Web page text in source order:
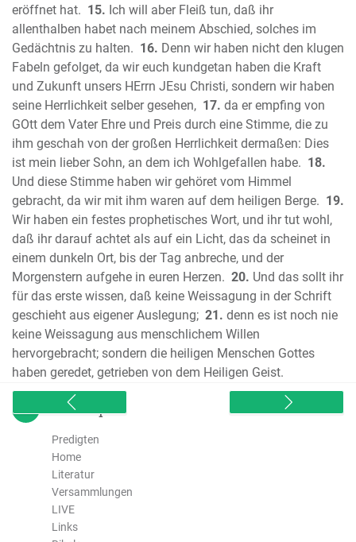
Das Evangelium nach Matthäus
Das Evangelium nach Markus
Das Evangelium nach Lukas
Das Evangelium nach Johannes
Die Apostelgeschichte des Lukas
Der Brief des Paulus an die Römer
Der erste Brief des Paulus an die
Korinther
Der zweite Brief des Paulus an die
Korinther
Der Brief des Paulus an die Galater
Der Brief des Paulus an die Epheser
Der Brief des Paulus an die Philipper
Der Brief des Paulus an die Kolosser
Der erste Brief des Paulus an die
Thessalonicher
Der zweite Brief des Paulus an die
Thessalonicher
Der erste Brief des Paulus an Thimotheus
Der zweite Brief des Paulus an
Thimotheus
Der Brief des Paulus an Titus
Der Brief des Paulus an Philemon
Der erste Brief des Petrus
Der zweite Brief des Petrus
eröffnet hat. 15. Ich will aber Fleiß tun, daß ihr
allenthalben habet nach meinem Abschied, solches im
Gedächtnis zu halten. 16. Denn wir haben nicht den klugen
Fabeln gefolget, da wir euch kundgetan haben die Kraft
und Zukunft unsers HErrn JEsu Christi, sondern wir haben
seine Herrlichkeit selber gesehen, 17. da er empfing von
GOtt dem Vater Ehre und Preis durch eine Stimme, die zu
ihm geschah von der großen Herrlichkeit dermaßen: Dies
ist mein lieber Sohn, an dem ich Wohlgefallen habe. 18.
Und diese Stimme haben wir gehöret vom Himmel
gebracht, da wir mit ihm waren auf dem heiligen Berge. 19.
Wir haben ein festes prophetisches Wort, und ihr tut wohl,
daß ihr darauf achtet als auf ein Licht, das da scheinet in
einem dunkeln Ort, bis der Tag anbreche, und der
Morgenstern aufgehe in euren Herzen. 20. Und das sollt ihr
für das erste wissen, daß keine Weissagung in der Schrift
geschieht aus eigener Auslegung; 21. denn es ist noch nie
keine Weissagung aus menschlichem Willen
hervorgebracht; sondern die heiligen Menschen Gottes
haben geredet, getrieben von dem Heiligen Geist.
sitemap
Predigten
Home
Literatur
Versammlungen
LIVE
Links